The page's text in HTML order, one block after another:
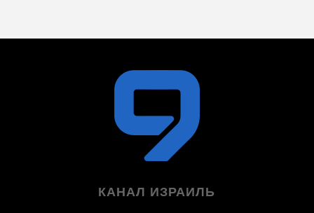
КАНАЛ ИЗРАИЛЬ